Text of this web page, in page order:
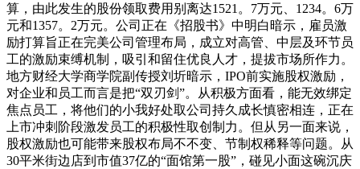
算，由此发生的股份领取费用别离达1521。7万元、1234。6万
元和1357。2万元。公司正在《招股书》中明白暗示，雇员激
励打算旨正在完美公司管理布局，成立对高管、中层及环节员
工的激励束缚机制，吸引和留住优良人才，提拔市场所作力。
地方财经大学商学院副传授刘圻暗示，IPO前实施股权激励，
对企业和员工而言是把“双刃剑”。从积极方面看，能无效绑定
焦点员工，将他们的小我好处取公司持久成长慎密相连，正在
上市冲刺阶段激发员工的积极性取创制力。但从另一面来说，
股权激励也可能带来股权布局不不变、节制权稀释等问题。从
30平米街边店到市值37亿的“面馆第一股”，碰见小面这碗沉庆